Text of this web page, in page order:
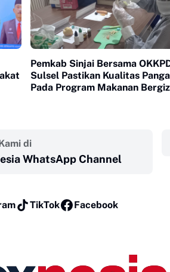
Pemkab Sinjai Bersama
Sulsel Pastikan Kualitas
Pada Program Makanan
di
WhatsApp Channel
TikTok Facebook